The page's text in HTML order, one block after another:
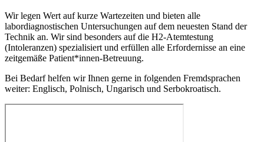
Wir legen Wert auf kurze Wartezeiten und bieten alle
labordiagnostischen Untersuchungen auf dem neuesten Stand der
Technik an. Wir sind besonders auf die H2-Atemtestung
(Intoleranzen) spezialisiert und erfüllen alle Erfordernisse an eine
zeitgemäße Patient*innen-Betreuung.
Bei Bedarf helfen wir Ihnen gerne in folgenden Fremdsprachen
weiter: Englisch, Polnisch, Ungarisch und Serbokroatisch.